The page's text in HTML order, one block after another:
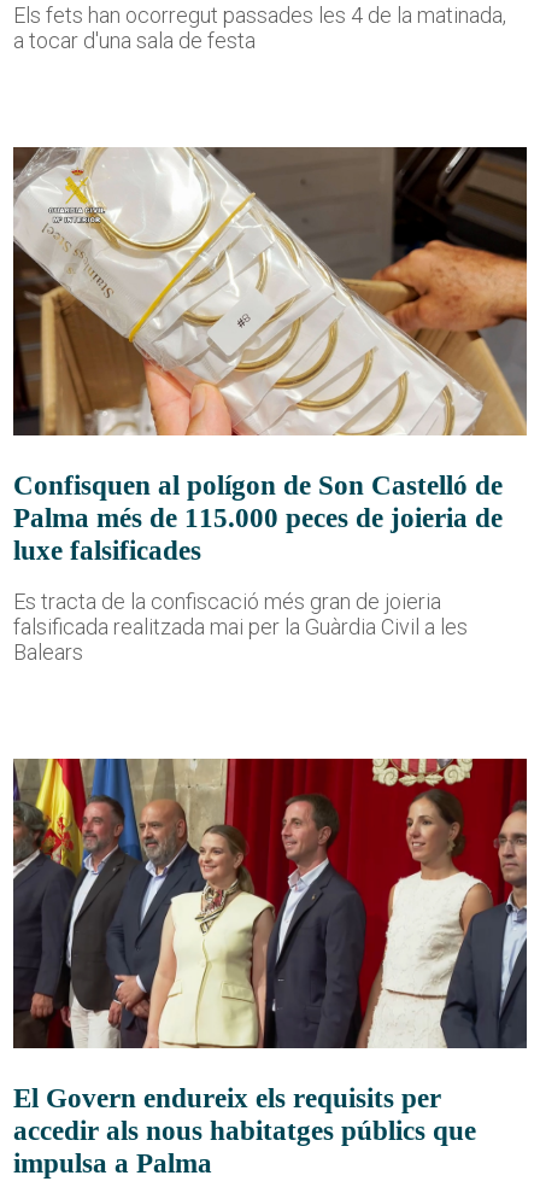
Els fets han ocorregut passades les 4 de la matinada,
a tocar d'una sala de festa
Confisquen al polígon de Son Castelló de
Palma més de 115.000 peces de joieria de
luxe falsificades
Es tracta de la confiscació més gran de joieria
falsificada realitzada mai per la Guàrdia Civil a les
Balears
El Govern endureix els requisits per
accedir als nous habitatges públics que
impulsa a Palma